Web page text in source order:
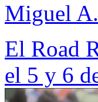
Miguel
El Road
el 5 y 6